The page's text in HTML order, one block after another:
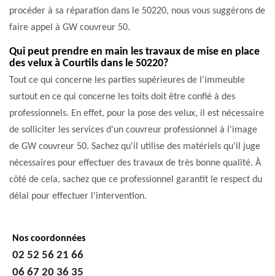
procéder à sa réparation dans le 50220, nous vous suggérons de
faire appel à GW couvreur 50.
Qui peut prendre en main les travaux de mise en place
des velux à Courtils dans le 50220?
Tout ce qui concerne les parties supérieures de l'immeuble
surtout en ce qui concerne les toits doit être confié à des
professionnels. En effet, pour la pose des velux, il est nécessaire
de solliciter les services d'un couvreur professionnel à l'image
de GW couvreur 50. Sachez qu'il utilise des matériels qu'il juge
nécessaires pour effectuer des travaux de très bonne qualité. À
côté de cela, sachez que ce professionnel garantit le respect du
délai pour effectuer l'intervention.
Nos coordonnées
02 52 56 21 66
06 67 20 36 35